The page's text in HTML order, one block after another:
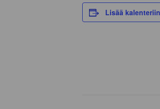
Lisää kalenteriin